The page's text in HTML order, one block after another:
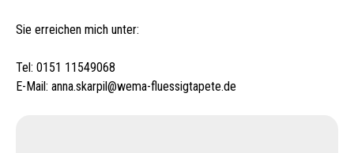
Sie erreichen mich unter:
Tel: 0151 11549068
E-Mail: anna.skarpil@wema-fluessigtapete.de